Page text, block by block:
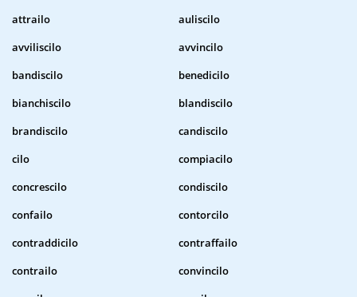
attrailo
auliscilo
avviliscilo
avvincilo
bandiscilo
benedicilo
bianchiscilo
blandiscilo
brandiscilo
candiscilo
cilo
compiacilo
concrescilo
condiscilo
confailo
contorcilo
contraddicilo
contraffailo
contrailo
convincilo